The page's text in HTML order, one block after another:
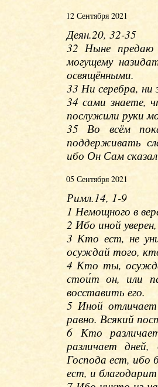
12 Сентября 2021
Деян.20, 32-35
32 Ныне предаю
могущему
освящёнными.
33 Ни серебра,
34 сами знаете,
послужили руки
35 Во всём
поддерживать
ибо Он Сам
05 Сентября 2021
Римл.14, 1-9
1 Немощного в
2 Ибо иной
3 Кто ест, не
осуждай того,
4 Кто ты,
стои́т он, или
восставить его.
5 Иной
равно. Всякий
6 Кто
различает
Господа ест, ибо
ест, и